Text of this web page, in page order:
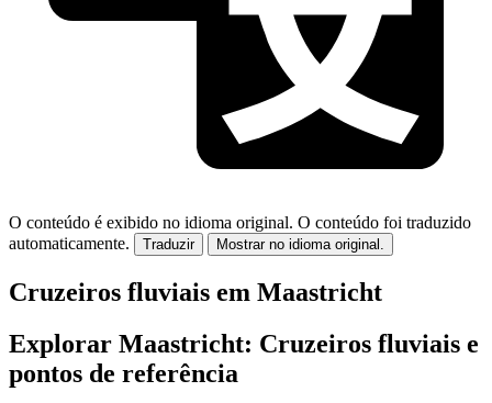
O conteúdo é exibido no idioma original. O conteúdo foi traduzido
automaticamente.
Traduzir Mostrar no idioma original.
Cruzeiros fluviais em Maastricht
Explorar Maastricht: Cruzeiros fluviais e
pontos de referência